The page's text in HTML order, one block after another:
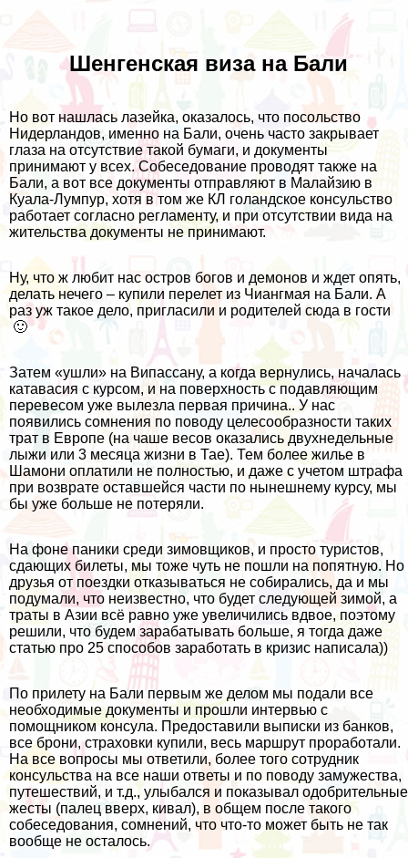
Шенгенская виза на Бали
Но вот нашлась лазейка, оказалось, что посольство
Нидерландов, именно на Бали, очень часто закрывает
глаза на отсутствие такой бумаги, и документы
принимают у всех. Собеседование проводят также на
Бали, а вот все документы отправляют в Малайзию в
Куала-Лумпур, хотя в том же КЛ голандское консульство
работает согласно регламенту, и при отсутствии вида на
жительства документы не принимают.
Ну, что ж любит нас остров богов и демонов и ждет опять,
делать нечего – купили перелет из Чиангмая на Бали. А
раз уж такое дело, пригласили и родителей сюда в гости
🙂
Затем «ушли» на Випассану, а когда вернулись, началась
катавасия с курсом, и на поверхность с подавляющим
перевесом уже вылезла первая причина.. У нас
появились сомнения по поводу целесообразности таких
трат в Европе (на чаше весов оказались двухнедельные
лыжи или 3 месяца жизни в Тае). Тем более жилье в
Шамони оплатили не полностью, и даже с учетом штрафа
при возврате оставшейся части по нынешнему курсу, мы
бы уже больше не потеряли.
На фоне паники среди зимовщиков, и просто туристов,
сдающих билеты, мы тоже чуть не пошли на попятную. Но
друзья от поездки отказываться не собирались, да и мы
подумали, что неизвестно, что будет следующей зимой, а
траты в Азии всё равно уже увеличились вдвое, поэтому
решили, что будем зарабатывать больше, я тогда даже
статью про 25 способов заработать в кризис написала))
По прилету на Бали первым же делом мы подали все
необходимые документы и прошли интервью с
помощником консула. Предоставили выписки из банков,
все брони,страховки купили, весь маршрут проработали.
На все вопросы мы ответили, более того сотрудник
консульства на все наши ответы и по поводу замужества,
путешествий, и т.д., улыбался и показывал одобрительные
жесты (палец вверх, кивал), в общем после такого
собеседования, сомнений, что что-то может быть не так
вообще не осталось.